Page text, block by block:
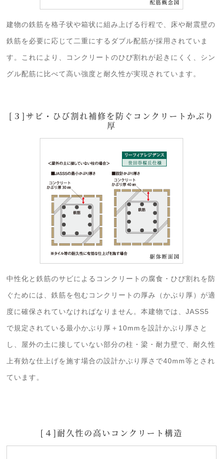
建物の鉄筋を格子状や箱状に組み上げる行程で、床や耐震壁の
鉄筋を必要に応じて二重にするダブル配筋が採用されていま
す。これにより、コンクリートのひび割れが起きにくく、シン
グル配筋に比べて高い強度と耐久性が実現されています。
[３]サビ・ひび割れ補修を防ぐコンクリートかぶり
厚
中性化と鉄筋のサビによるコンクリートの腐食・ひび割れを防
ぐためには、鉄筋を包むコンクリートの厚み（かぶり厚）が適
度に確保されていなければなりません。本建物では、JASS5
で規定されている最小かぶり厚＋10mmを設計かぶり厚さと
し、屋外の土に接していない部分の柱・梁・耐力壁で、耐久性
上有効な仕上げを施す場合の設計かぶり厚さで40mm等とされ
ています。
[４]耐久性の高いコンクリート構造